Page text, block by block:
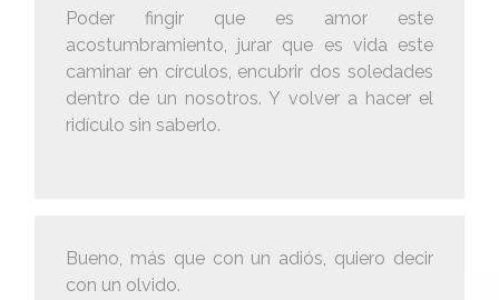
Poder fingir que es amor este
acostumbramiento, jurar que es vida este
caminar en círculos, encubrir dos soledades
dentro de un nosotros. Y volver a hacer el
ridículo sin saberlo.
Bueno, más que con un adiós, quiero decir
con un olvido.